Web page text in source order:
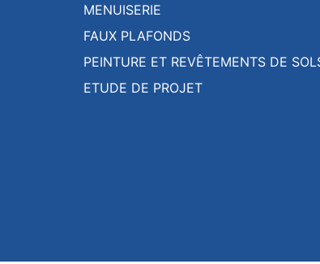
MENUISERIE
FAUX PLAFONDS
PEINTURE ET REVÊTEMENTS DE
ETUDE DE PROJET